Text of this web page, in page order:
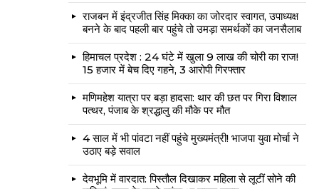
राजबन में इंद्रजीत सिंह मिक्का का जोरदार स्वागत, उपाध्यक्ष
बनने के बाद पहली बार पहुंचे तो उमड़ा समर्थकों का जनसैलाब
हिमाचल प्रदेश : 24 घंटे में खुला 9 लाख की चोरी का राज!
15 हजार में बेच दिए गहने, 3 आरोपी गिरफ्तार
मणिमहेश यात्रा पर बड़ा हादसा: थार की छत पर गिरा विशाल
पत्थर, पंजाब के श्रद्धालु की मौके पर मौत
4 साल में भी पांवटा नहीं पहुंचे मुख्यमंत्री! भाजपा युवा मोर्चा ने
उठाए बड़े सवाल
देवभूमि में वारदात: पिस्तौल दिखाकर महिला से लूटीं सोने की